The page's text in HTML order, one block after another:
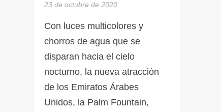
23 de octubre de 2020
Con luces multicolores y
chorros de agua que se
disparan hacia el cielo
nocturno, la nueva atracción
de los Emiratos Árabes
Unidos, la Palm Fountain,